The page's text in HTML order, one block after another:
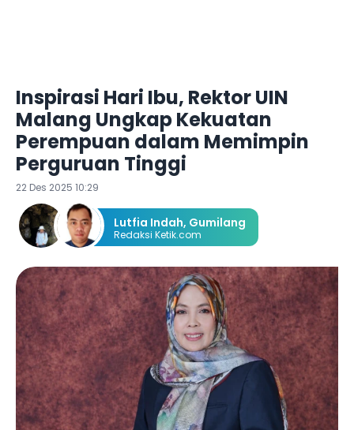
Inspirasi Hari Ibu, Rektor UIN
Malang Ungkap Kekuatan
Perempuan dalam Memimpin
Perguruan Tinggi
22 Des 2025 10:29
Lutfia Indah, Gumilang
Redaksi Ketik.com